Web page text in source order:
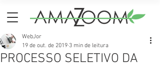
PROCESSO SELETIVO DA
WebJor
19 de out. de 2019 3 min de leitura